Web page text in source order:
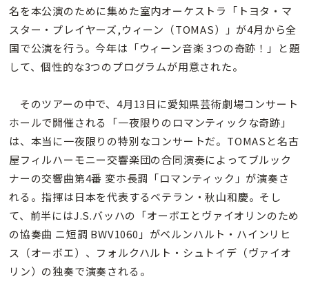
名を本公演のために集めた室内オーケストラ「トヨタ・マ
スター・プレイヤーズ,ウィーン（TOMAS）」が4月から全
国で公演を行う。今年は「ウィーン音楽 3つの奇跡！」と題
して、個性的な3つのプログラムが用意された。
そのツアーの中で、4月13日に愛知県芸術劇場コンサート
ホールで開催される「一夜限りのロマンティックな奇跡」
は、本当に一夜限りの特別なコンサートだ。TOMASと名古
屋フィルハーモニー交響楽団の合同演奏によってブルック
ナーの交響曲第4番 変ホ長調「ロマンティック」が演奏さ
れる。指揮は日本を代表するベテラン・秋山和慶。そし
て、前半にはJ.S.バッハの「オーボエとヴァイオリンのため
の協奏曲 ニ短調 BWV1060」がベルンハルト・ハインリヒ
ス（オーボエ）、フォルクハルト・シュトイデ（ヴァイオ
リン）の独奏で演奏される。